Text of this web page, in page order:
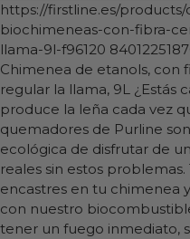
https://firstline.es/
biochimeneas-con-fibra-
llama-9l-f96120
Chimenea de etanols, con
regular la llama, 9L ¿Estás
produce la leña cada vez
quemadores de Purline
ecológica de disfrutar de
reales sin estos
encastres en tu chimenea
con nuestro
tener un fuego inmediato,